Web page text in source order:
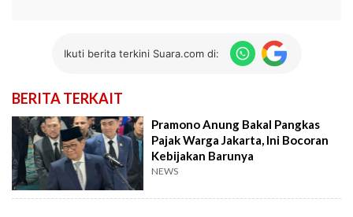
Ikuti berita terkini Suara.com di:
BERITA TERKAIT
Pramono Anung Bakal Pangkas
Pajak Warga Jakarta, Ini Bocoran
Kebijakan Barunya
NEWS